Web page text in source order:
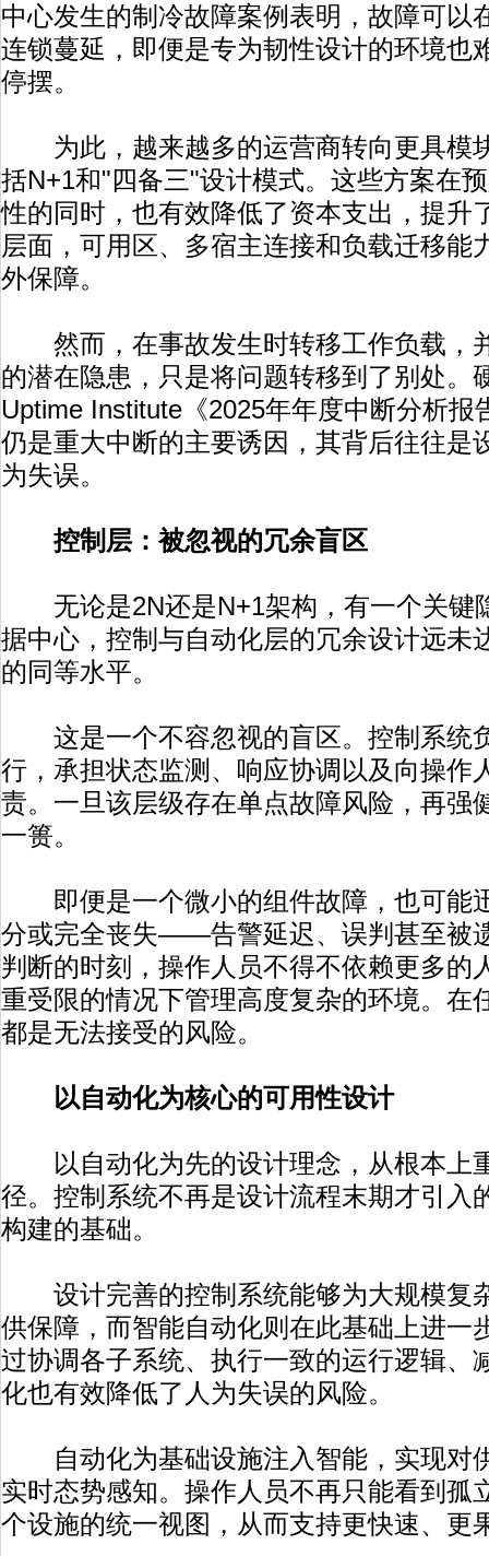
中心发生的制冷故障案例表明，故障可以
连锁蔓延，即便是专为韧性设计的环境也
停摆。
为此，越来越多的运营商转向更具模
括N+1和"四备三"设计模式。这些方案在
性的同时，也有效降低了资本支出，提升
层面，可用区、多宿主连接和负载迁移能
外保障。
然而，在事故发生时转移工作负载，
的潜在隐患，只是将问题转移到了别处
Uptime Institute《2025年年度中断分析报
仍是重大中断的主要诱因，其背后往往是
为失误。
控制层：被忽视的冗余盲区
无论是2N还是N+1架构，有一个关键
据中心，控制与自动化层的冗余设计远未
的同等水平。
这是一个不容忽视的盲区。控制系统
行，承担状态监测、响应协调以及向操作
责。一旦该层级存在单点故障风险，再强
一篑。
即便是一个微小的组件故障，也可能
分或完全丧失——告警延迟、误判甚至被
判断的时刻，操作人员不得不依赖更多的
重受限的情况下管理高度复杂的环境。在
都是无法接受的风险。
以自动化为核心的可用性设计
以自动化为先的设计理念，从根本上
径。控制系统不再是设计流程末期才引入
构建的基础。
设计完善的控制系统能够为大规模复
供保障，而智能自动化则在此基础上进一
过协调各子系统、执行一致的运行逻辑、
化也有效降低了人为失误的风险。
自动化为基础设施注入智能，实现对
实时态势感知。操作人员不再只能看到孤
个设施的统一视图，从而支持更快速、更